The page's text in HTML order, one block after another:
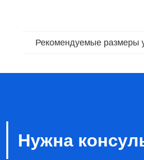
Рекомендуемые размеры
Нужна